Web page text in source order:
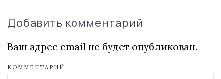
Добавить комментарий
Ваш адрес email не будет опубликован.
КОММЕНТАРИЙ